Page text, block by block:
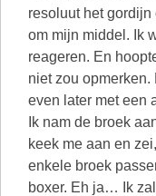
resoluut het
om mijn middel. Ik
reageren. En
niet zou
even later met een
Ik nam de broek
keek me aan en
enkele broek
boxer. Eh ja… Ik